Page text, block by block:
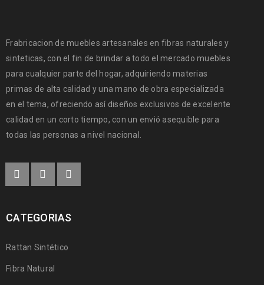
Frabricacion de muebles artesanales en fibras naturales y
sinteticas, con el fin de brindar a todo el mercado muebles
para cualquier parte del hogar, adquiriendo materias
primas de alta calidad y una mano de obra especializada
en el tema, ofreciendo así diseños exclusivos de excelente
calidad en un corto tiempo, con un envió asequible para
todas las personas a nivel nacional.
CATEGORIAS
Rattan Sintético
Fibra Natural